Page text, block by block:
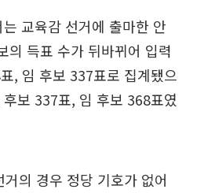
교육감 선거에 출마한 안
의 득표 수가 뒤바뀌어 입력
, 임 후보 337표로 집계됐으
보 337표, 임 후보 368표였
의 경우 정당 기호가 없어